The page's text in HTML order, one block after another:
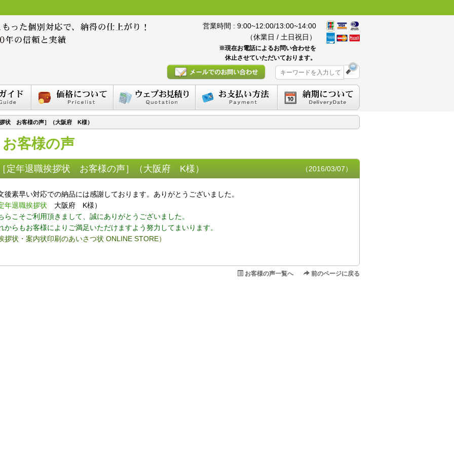
営業時間 : 9:00~12:00/13:00~14:00
（休業日 / 土日祝日）
※現在お電話によるお問い合わせを
休止させていただいております。
状 お客様の声］（大阪府 K様）
お客様の声
定年退職挨拶状 お客様の声］（大阪府 K様） （2016/03/07）
後素早い対応での納品には感謝しております。ありがとうございました。
年退職挨拶状 大阪府 K様）
らこそご利用頂きまして、誠にありがとうございました。
からもお客様によりご満足いただけますよう努力してまいります。
拶状・案内状印刷のあいさつ状 ONLINE STORE）
お客様の声一覧へ 前のページに戻る